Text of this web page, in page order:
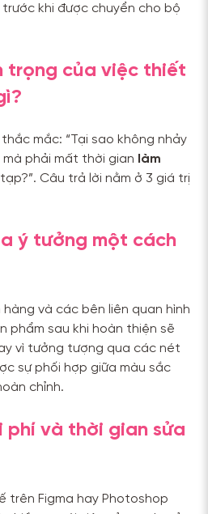
khi được chuyển cho bộ
trọng của việc thiết
mắc: “Tại sao không nhảy
phải mất thời gian làm
Câu trả lời nằm ở 3 giá trị
ý tưởng một cách
và các bên liên quan hình
phẩm sau khi hoàn thiện sẽ
vì tưởng tượng qua các nét
sự phối hợp giữa màu sắc
chỉnh.
phí và thời gian sửa
trên Figma hay Photoshop